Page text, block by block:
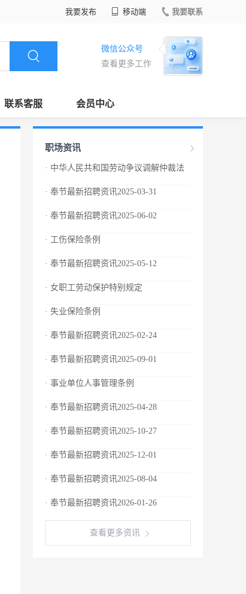
我要发布 移动端 我要联系
微信公众号
查看更多工作
联系客服 会员中心
职场资讯
· 中华人民共和国劳动争议调解仲裁法
· 奉节最新招聘资讯2025-03-31
· 奉节最新招聘资讯2025-06-02
· 工伤保险条例
· 奉节最新招聘资讯2025-05-12
· 女职工劳动保护特别规定
· 失业保险条例
· 奉节最新招聘资讯2025-02-24
· 奉节最新招聘资讯2025-09-01
· 事业单位人事管理条例
· 奉节最新招聘资讯2025-04-28
· 奉节最新招聘资讯2025-10-27
· 奉节最新招聘资讯2025-12-01
· 奉节最新招聘资讯2025-08-04
· 奉节最新招聘资讯2026-01-26
查看更多资讯